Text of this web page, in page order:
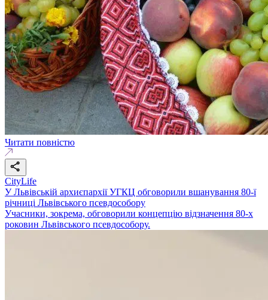
Читати повністю
CityLife
У Львівській архиєпархії УГКЦ обговорили вшанування 80-ї
річниці Львівського псевдособору
Учасники, зокрема, обговорили концепцію відзначення 80-х
роковин Львівського псевдособору.